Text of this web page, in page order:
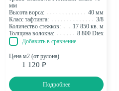
Фибриллированная 1
Премиум (дорогая) 38
Ещё Характеристики
Найдено:
Показать
Найдено: 56 Показать
мм
Высота ворса:
40 мм
Класс тафтинга:
3/8
Количество стежков:
17 850 кв. м
Толщина волокна:
8 800 Dtex
Добавить в сравнение
Цена м2 (от рулона)
1 120 ₽
Подробнее